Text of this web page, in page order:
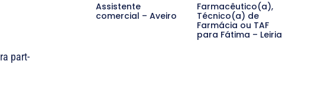
part-
Assistente
comercial – Aveiro
Farmacêutico(a),
Técnico(a) de
Farmácia ou TAF
para Fátima – Leiria